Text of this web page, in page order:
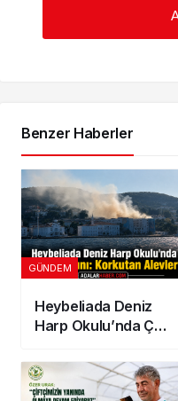
Benzer Haberler
GÜNDEM
Heybeliada Deniz
Harp Okulu’nda Çatı
Alevler!